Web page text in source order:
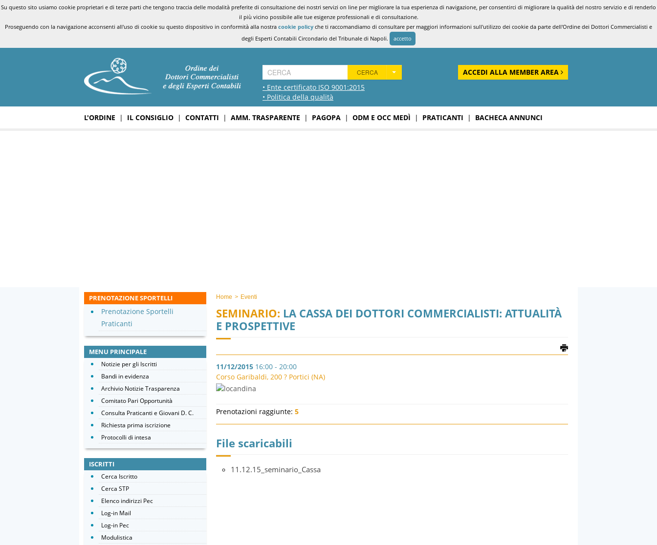
Su questo sito usiamo cookie proprietari e di terze parti che tengono traccia delle modalità preferite di consultazione dei nostri servizi on line per migliorare la tua esperienza di navigazione, per consentirci di migliorare la qualità del nostro servizio e di renderlo
il più vicino possibile alle tue esigenze professionali e di consultazione.
Proseguendo con la navigazione acconsenti all'uso di cookie su questo dispositivo in conformità alla nostra cookie policy che ti raccomandiamo di consultare per maggiori informazioni sull'utilizzo dei cookie da parte dell'Ordine dei Dottori Commercialisti e
degli Esperti Contabili Circondario del Tribunale di Napoli.
accetto
• Ente certificato ISO 9001:2015
• Politica della qualità
CERCA ACCEDI ALLA MEMBER AREA
L'ORDINE | IL CONSIGLIO | CONTATTI | AMM. TRASPARENTE | PAGOPA | ODM E OCC MEDÌ | PRATICANTI | BACHECA ANNUNCI
Home > Eventi
SEMINARIO: LA CASSA DEI DOTTORI COMMERCIALISTI: ATTUALITÀ
E PROSPETTIVE
11/12/2015 16:00 - 20:00
Corso Garibaldi, 200 ? Portici (NA)
Prenotazioni raggiunte: 5
File scaricabili
11.12.15_seminario_Cassa
PRENOTAZIONE SPORTELLI
Prenotazione Sportelli
Praticanti
MENU PRINCIPALE
Notizie per gli Iscritti
Bandi in evidenza
Archivio Notizie Trasparenza
Comitato Pari Opportunità
Consulta Praticanti e Giovani D. C.
Richiesta prima iscrizione
Protocolli di intesa
ISCRITTI
Cerca Iscritto
Cerca STP
Elenco indirizzi Pec
Log-in Mail
Log-in Pec
Modulistica